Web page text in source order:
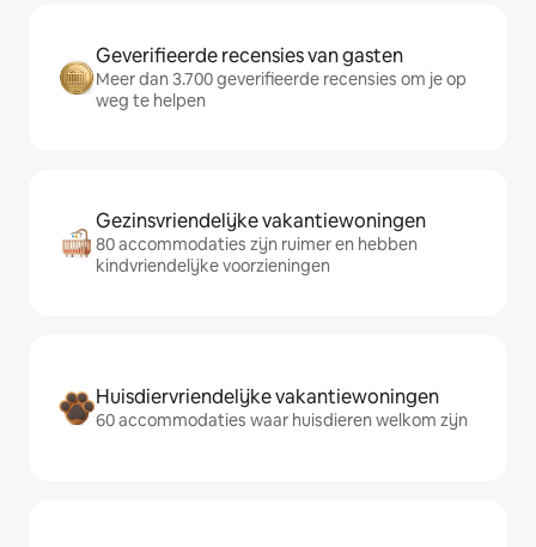
Geverifieerde recensies van gasten
Meer dan 3.700 geverifieerde recensies om je op
weg te helpen
Gezinsvriendelijke vakantiewoningen
80 accommodaties zijn ruimer en hebben
kindvriendelijke voorzieningen
Huisdiervriendelijke vakantiewoningen
60 accommodaties waar huisdieren welkom zijn